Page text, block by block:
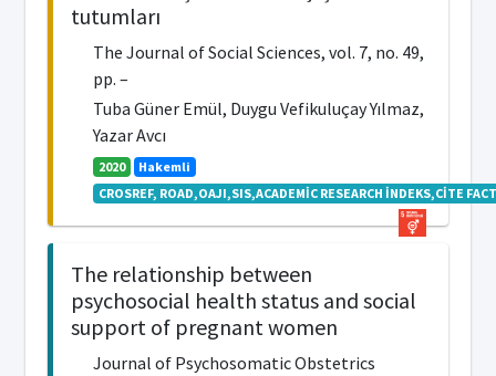
tutumları
The Journal of Social Sciences, vol. 7, no. 49,
pp. –
Tuba Güner Emül, Duygu Vefikuluçay Yılmaz,
Yazar Avcı
2020
Hakemli
CROSREF, ROAD,OAJI,SIS,ACADEMİC RESEARCH İNDEKS,CİTE
The relationship between
psychosocial health status and social
support of pregnant women
Journal of Psychosomatic Obstetrics